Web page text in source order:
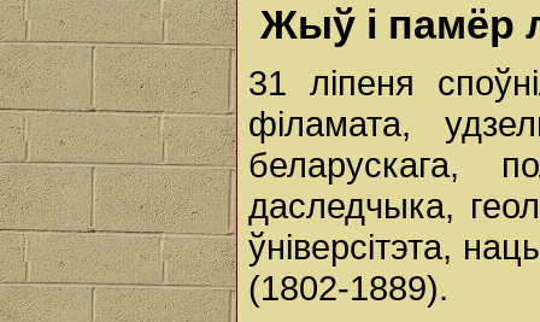
Жыў і памёр
31 ліпеня
філамата,
беларускага,
даследчыка,
ўніверсітэта,
(1802-1889).